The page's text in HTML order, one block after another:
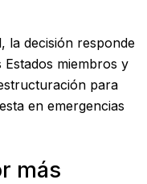
la decisión responde
miembros y
para
en emergencias
más